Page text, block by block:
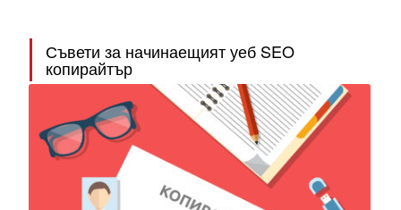
Съвети за начинаещият уеб SEO
копирайтър